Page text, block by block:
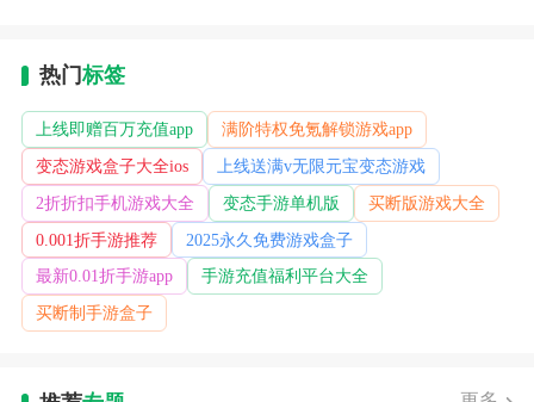
热门标签
上线即赠百万充值app
满阶特权免氪解锁游戏app
变态游戏盒子大全ios
上线送满v无限元宝变态游戏
2折折扣手机游戏大全
变态手游单机版
买断版游戏大全
0.001折手游推荐
2025永久免费游戏盒子
最新0.01折手游app
手游充值福利平台大全
买断制手游盒子